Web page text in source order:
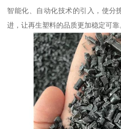
智能化、自动化技术的引入，使分
进，让再生塑料的品质更加稳定可靠